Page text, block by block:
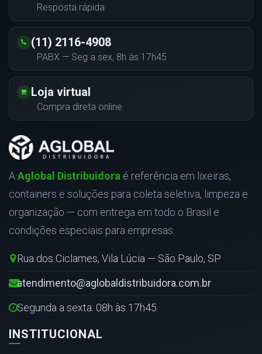
Resposta rápida
(11) 2116-4908
PABX — Seg a sex, 8h às 17h45
Loja virtual
Compra direta online
AAglobal Distribuidora é referência em lixeiras,
containers e soluções para coleta seletiva, limpeza e
organização — com entrega em todo o Brasil e
condições especiais para empresas.
Rua dos Ciclames, Vila Lúcia — São Paulo, SP
atendimento@aglobaldistribuidora.com.br
Segunda a sexta: 08h às 17h45
INSTITUCIONAL